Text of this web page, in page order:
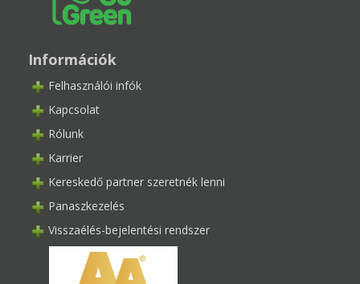
Információk
Felhasználói infók
Kapcsolat
Rólunk
Karrier
Kereskedő partner szeretnék lenni
Panaszkezelés
Visszaélés-bejelentési rendszer